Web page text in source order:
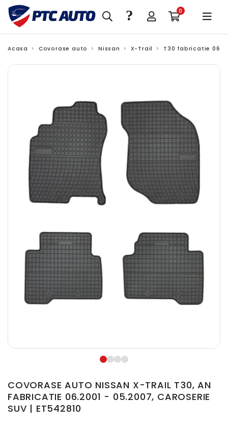
0
?
Acasa Covorase auto Nissan X-Trail T30 fabricatie
COVORASE AUTO NISSAN X-TRAIL T30, AN
FABRICATIE 06.2001 - 05.2007, CAROSERIE
SUV | ET542810